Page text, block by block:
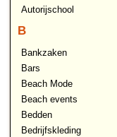
Autorijschool
B
Bankzaken
Bars
Beach Mode
Beach events
Bedden
Bedrijfskleding